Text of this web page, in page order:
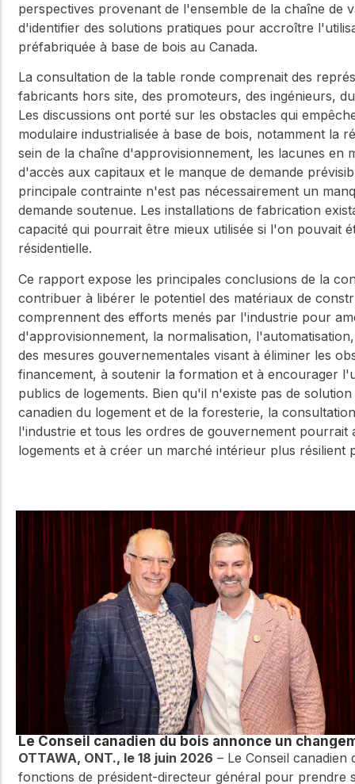
perspectives provenant de l'ensemble de la chaîne
d'identifier des solutions pratiques pour accroître
préfabriquée à base de bois au Canada.
La consultation de la table ronde comprenait des
fabricants hors site, des promoteurs, des ingénieurs,
Les discussions ont porté sur les obstacles qui
modulaire industrialisée à base de bois, notamment la
sein de la chaîne d'approvisionnement, les lacunes
d'accès aux capitaux et le manque de demande
principale contrainte n'est pas nécessairement un
demande soutenue. Les installations de fabrication
capacité qui pourrait être mieux utilisée si l'on pouvait
résidentielle.
Ce rapport expose les principales conclusions de la
contribuer à libérer le potentiel des matériaux de
comprennent des efforts menés par l'industrie pour
d'approvisionnement, la normalisation,
des mesures gouvernementales visant à éliminer les
financement, à soutenir la formation et à encourager
publics de logements. Bien qu'il n'existe pas de
canadien du logement et de la foresterie, la
l'industrie et tous les ordres de gouvernement pourrait
logements et à créer un marché intérieur plus résilient
Le Conseil canadien du bois annonce un
OTTAWA, ONT., le 18 juin 2026 – Le Conseil
fonctions de président-directeur général pour prendre